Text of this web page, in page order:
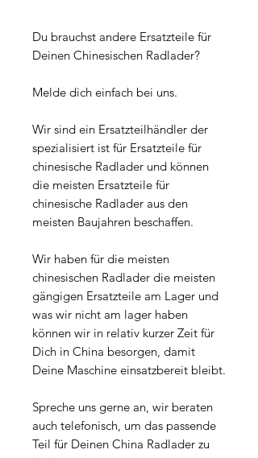
Du brauchst andere Ersatzteile für
Deinen Chinesischen Radlader?
Melde dich einfach bei uns.
Wir sind ein Ersatzteilhändler der
spezialisiert ist für Ersatzteile für
chinesische Radlader und können
die meisten Ersatzteile für
chinesische Radlader aus den
meisten Baujahren beschaffen.
Wir haben für die meisten
chinesischen Radlader die meisten
gängigen Ersatzteile am Lager und
was wir nicht am lager haben
können wir in relativ kurzer Zeit für
Dich in China besorgen, damit
Deine Maschine einsatzbereit bleibt.
Spreche uns gerne an, wir beraten
auch telefonisch, um das passende
Teil für Deinen China Radlader zu